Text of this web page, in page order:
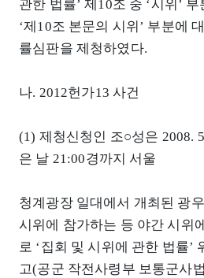
관한 법률’ 제10조 중 ‘시위’
‘제10조 본문의 시위’ 부분에
률심판을 제청하였다.
나. 2012헌가13 사건
(1) 제청신청인 조○성은 2008.
은 날 21:00경까지 서울
청계광장 일대에서 개최된 광
시위에 참가하는 등 야간 시위
로 ‘집회 및 시위에 관한 법률’
고(공군 작전사령부 보통군사